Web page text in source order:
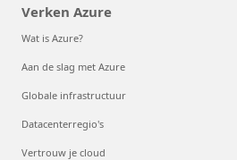
Verken Azure
Wat is Azure?
Aan de slag met Azure
Globale infrastructuur
Datacenterregio's
Vertrouw je cloud